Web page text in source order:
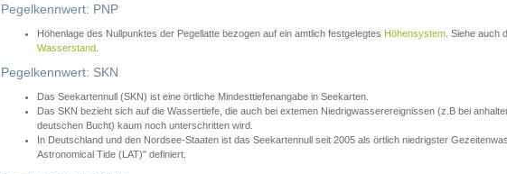
Pegelkennwert: PNP
Höhenlage des Nullpunktes der Pegellatte bezogen auf ein amtlich festgelegtes Höhensystem . Siehe auch
Wasserstand
Pegelkennwert: SKN
Das Seekartennull (SKN) ist eine örtliche Mindesttiefenangabe in Seekarten.
Das SKN bezieht sich auf die Wassertiefe, die auch bei extemen Niedrigwasserereignissen (z.B bei
deutschen Bucht) kaum noch unterschritten wird.
In Deutschland und den Nordsee-Staaten ist das Seekartennull seit 2005 als örtlich niedrigster
Astronomical Tide (LAT)" definiert.